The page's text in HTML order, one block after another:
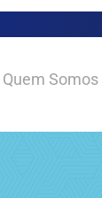
Quem Somos